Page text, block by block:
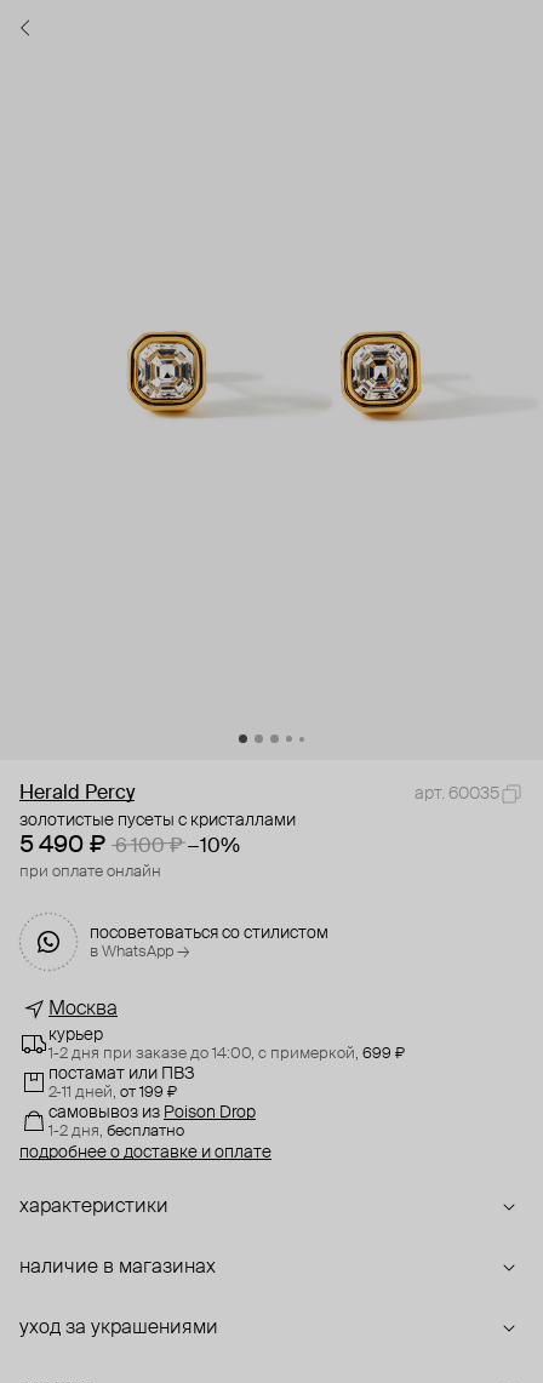
Herald Percy
арт. 60035
золотистые пусеты с кристаллами
5 490 ₽ 6 100 ₽ −10%
при оплате онлайн
посоветоваться со стилистом
в WhatsApp →
Москва
курьер
1-2 дня при заказе до 14:00, с примеркой, 699 ₽
постамат или ПВЗ
2-11 дней, от 199 ₽
самовывоз из Poison Drop
1-2 дня, бесплатно
подробнее о доставке и оплате
характеристики
наличие в магазинах
уход за украшениями